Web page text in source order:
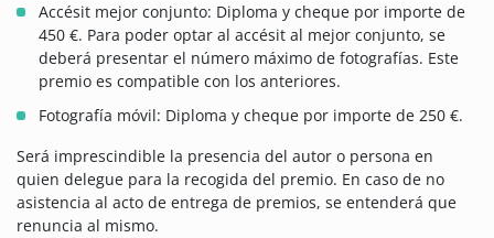
Accésit mejor conjunto: Diploma y cheque por importe de
450 €. Para poder optar al accésit al mejor conjunto, se
deberá presentar el número máximo de fotografías. Este
premio es compatible con los anteriores.
Fotografía móvil: Diploma y cheque por importe de 250 €.
Será imprescindible la presencia del autor o persona en
quien delegue para la recogida del premio. En caso de no
asistencia al acto de entrega de premios, se entenderá que
renuncia al mismo.